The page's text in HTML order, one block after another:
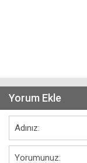
Yorum Ekle